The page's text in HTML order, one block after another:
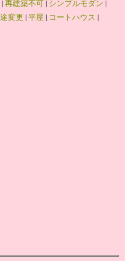
|再建築不可| シンプルモダン |
変更 |平屋 | コートハウス |